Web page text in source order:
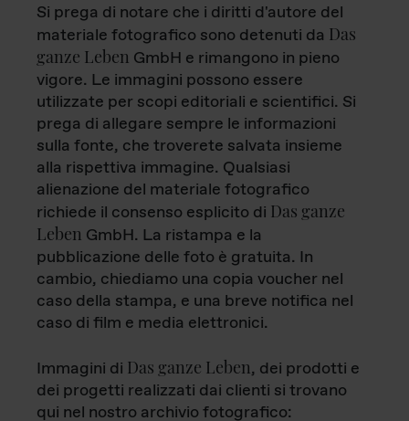
Si prega di notare che i diritti d'autore del
materiale fotografico sono detenuti da Das
ganze Leben GmbH e rimangono in pieno
vigore. Le immagini possono essere
utilizzate per scopi editoriali e scientifici. Si
prega di allegare sempre le informazioni
sulla fonte, che troverete salvata insieme
alla rispettiva immagine. Qualsiasi
alienazione del materiale fotografico
richiede il consenso esplicito di Das ganze
Leben GmbH. La ristampa e la
pubblicazione delle foto è gratuita. In
cambio, chiediamo una copia voucher nel
caso della stampa, e una breve notifica nel
caso di film e media elettronici.
Immagini di Das ganze Leben, dei prodotti e
dei progetti realizzati dai clienti si trovano
qui nel nostro archivio fotografico: